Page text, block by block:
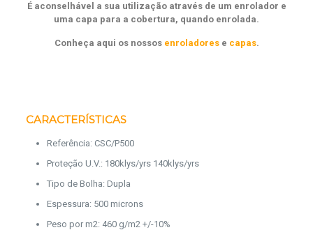
É aconselhável a sua utilização através de um enrolador e
uma capa para a cobertura, quando enrolada.
Conheça aqui os nossos enroladorese capas.
CARACTERÍSTICAS
Referência: CSC/P500
Proteção U.V.: 180klys/yrs 140klys/yrs
Tipo de Bolha: Dupla
Espessura: 500 microns
Peso por m2: 460 g/m2 +/-10%